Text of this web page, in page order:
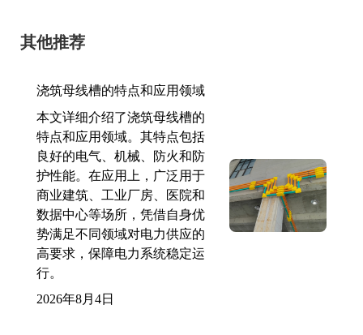
其他推荐
浇筑母线槽的特点和应用领域
本文详细介绍了浇筑母线槽的
特点和应用领域。其特点包括
良好的电气、机械、防火和防
护性能。在应用上，广泛用于
商业建筑、工业厂房、医院和
数据中心等场所，凭借自身优
势满足不同领域对电力供应的
高要求，保障电力系统稳定运
行。
2026年8月4日